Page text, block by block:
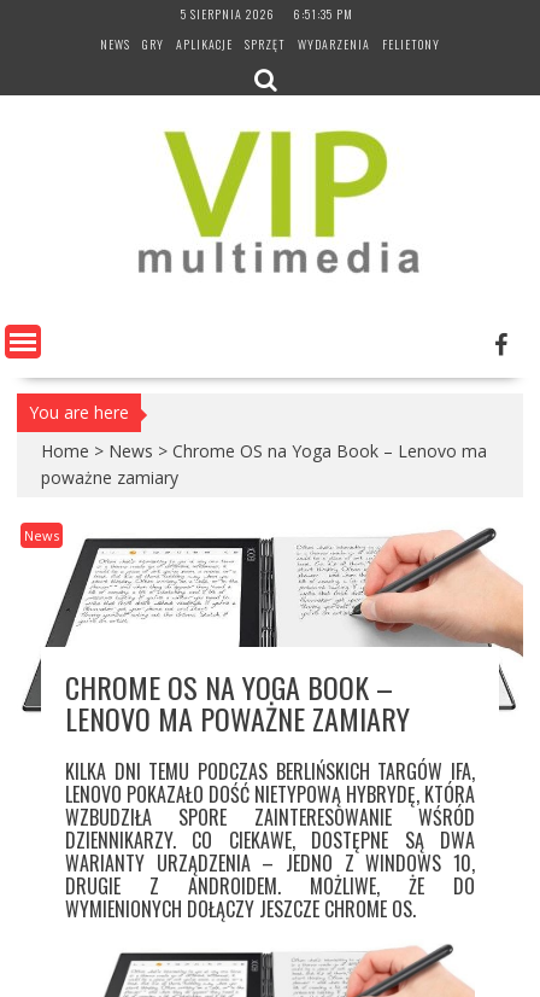
5 SIERPNIA 2026
6:51:36 PM
NEWS
GRY APLIKACJE SPRZĘT WYDARZENIA FELIETONY
You are here
Home > News > Chrome OS na Yoga Book – Lenovo ma
poważne zamiary
News
CHROME OS NA YOGA BOOK –
LENOVO MA POWAŻNE ZAMIARY
KILKA DNI TEMU PODCZAS BERLIŃSKICH TARGÓW IFA,
LENOVO POKAZAŁO DOŚĆ NIETYPOWĄ HYBRYDĘ, KTÓRA
WZBUDZIŁA SPORE ZAINTERESOWANIE WŚRÓD
DZIENNIKARZY. CO CIEKAWE, DOSTĘPNE SĄ DWA
WARIANTY URZĄDZENIA – JEDNO Z WINDOWS 10,
DRUGIE Z ANDROIDEM. MOŻLIWE, ŻE DO
WYMIENIONYCH DOŁĄCZY JESZCZE CHROME OS.